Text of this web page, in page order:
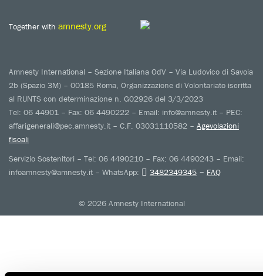
Together with amnesty.org
Amnesty International – Sezione Italiana OdV – Via Ludovico di Savoia
2b (Spazio 3M) – 00185 Roma, Organizzazione di Volontariato iscritta
al RUNTS con determinazione n. G02926 del 3/3/2023
Tel: 06 44901 – Fax: 06 4490222 – Email: info@amnesty.it – PEC:
affarigenerali@pec.amnesty.it – C.F. 03031110582 – Agevolazioni
fiscali
Servizio Sostenitori – Tel: 06 4490210 – Fax: 06 4490243 – Email:
infoamnesty@amnesty.it – WhatsApp:
3482349345 – FAQ
© 2026 Amnesty International